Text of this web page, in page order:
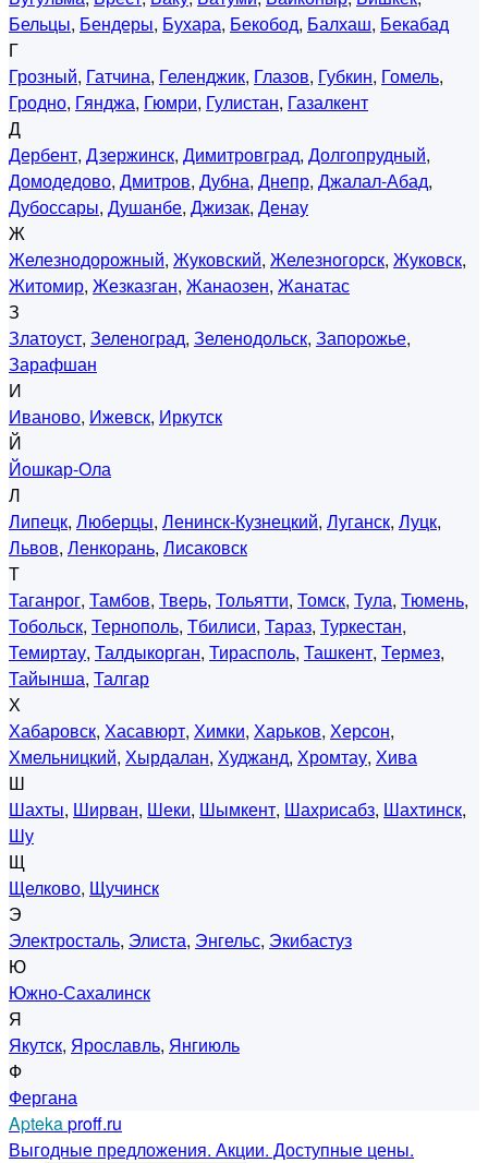
Бельцы, Бендеры, Бухара, Бекобод, Балхаш, Бекабад
Г
Грозный, Гатчина, Геленджик, Глазов, Губкин, Гомель,
Гродно, Гянджа, Гюмри, Гулистан, Газалкент
Д
Дербент, Дзержинск, Димитровград, Долгопрудный,
Домодедово, Дмитров, Дубна, Днепр, Джалал-Абад,
Дубоссары, Душанбе, Джизак, Денау
Ж
Железнодорожный, Жуковский, Железногорск, Жуковск,
Житомир, Жезказган, Жанаозен, Жанатас
З
Златоуст, Зеленоград, Зеленодольск, Запорожье,
Зарафшан
И
Иваново, Ижевск, Иркутск
Й
Йошкар-Ола
Л
Липецк, Люберцы, Ленинск-Кузнецкий, Луганск, Луцк,
Львов, Ленкорань, Лисаковск
Т
Таганрог, Тамбов, Тверь, Тольятти, Томск, Тула, Тюмень,
Тобольск, Тернополь, Тбилиси, Тараз, Туркестан,
Темиртау, Талдыкорган, Тирасполь, Ташкент, Термез,
Тайынша, Талгар
Х
Хабаровск, Хасавюрт, Химки, Харьков, Херсон,
Хмельницкий, Хырдалан, Худжанд, Хромтау, Хива
Ш
Шахты, Ширван, Шеки, Шымкент, Шахрисабз, Шахтинск,
Шу
Щ
Щелково, Щучинск
Э
Электросталь, Элиста, Энгельс, Экибастуз
Ю
Южно-Сахалинск
Я
Якутск, Ярославль, Янгиюль
Ф
Фергана
Aptekaproff.ru
Выгодные предложения. Акции. Доступные цены.